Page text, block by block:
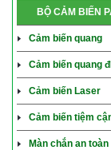
BỘ CẢM BIẾN
Cảm biến quang
Cảm biến quang
Cảm biến Laser
Cảm biến tiệm
Màn chắn an toàn